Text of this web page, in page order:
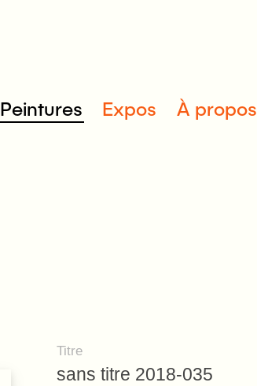
Peintures Expos À propos
Titre
sans titre 2018-035